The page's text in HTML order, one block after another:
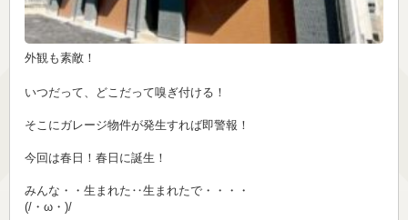
いつだって、どこだって嗅ぎ付ける！
そこにガレージ物件が発生すれば即警報！
今回は春日！春日に誕生！
みんな・・生まれた‥生まれたで・・・・
(/・ω・)/
外観も素敵！